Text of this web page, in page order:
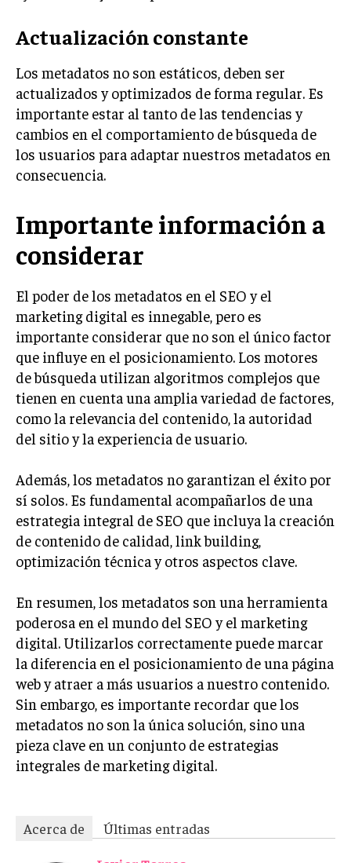
Actualización constante
Los metadatos no son estáticos, deben ser
actualizados y optimizados de forma regular. Es
importante estar al tanto de las tendencias y
cambios en el comportamiento de búsqueda de
los usuarios para adaptar nuestros metadatos en
consecuencia.
Importante información a
considerar
El poder de los metadatos en el SEO y el
marketing digital es innegable, pero es
importante considerar que no son el único factor
que influye en el posicionamiento. Los motores
de búsqueda utilizan algoritmos complejos que
tienen en cuenta una amplia variedad de factores,
como la relevancia del contenido, la autoridad
del sitio y la experiencia de usuario.
Además, los metadatos no garantizan el éxito por
sí solos. Es fundamental acompañarlos de una
estrategia integral de SEO que incluya la creación
de contenido de calidad, link building,
optimización técnica y otros aspectos clave.
En resumen, los metadatos son una herramienta
poderosa en el mundo del SEO y el marketing
digital. Utilizarlos correctamente puede marcar
la diferencia en el posicionamiento de una página
web y atraer a más usuarios a nuestro contenido.
Sin embargo, es importante recordar que los
metadatos no son la única solución, sino una
pieza clave en un conjunto de estrategias
integrales de marketing digital.
Acerca de
Últimas entradas